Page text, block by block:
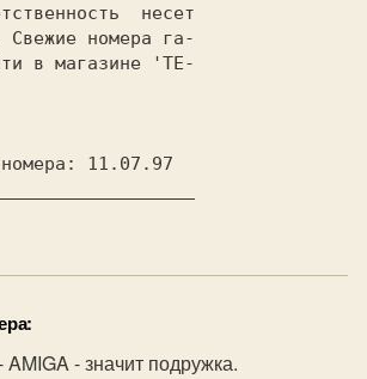
несет
Свежие номера га-
в магазине 'ТЕ-
AMIGA - значит подружка.